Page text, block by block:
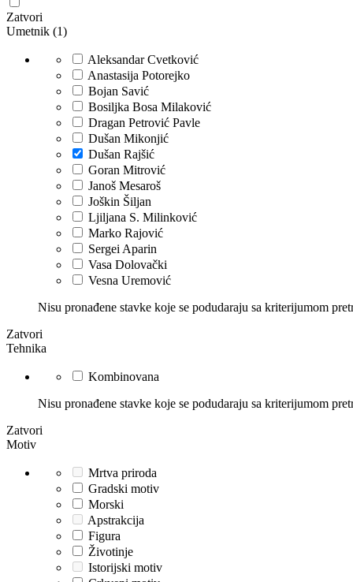
Zatvori
Umetnik (1)
Aleksandar Cvetković
Anastasija Potorejko
Bojan Savić
Bosiljka Bosa Milaković
Dragan Petrović Pavle
Dušan Mikonjić
Dušan Rajšić
Goran Mitrović
Janoš Mesaroš
Joškin Šiljan
Ljiljana S. Milinković
Marko Rajović
Sergei Aparin
Vasa Dolovački
Vesna Uremović
Nisu pronađene stavke koje se podudaraju sa kriterijumom
Zatvori
Tehnika
Kombinovana
Nisu pronađene stavke koje se podudaraju sa kriterijumom
Zatvori
Motiv
Mrtva priroda
Gradski motiv
Morski
Apstrakcija
Figura
Životinje
Istorijski motiv